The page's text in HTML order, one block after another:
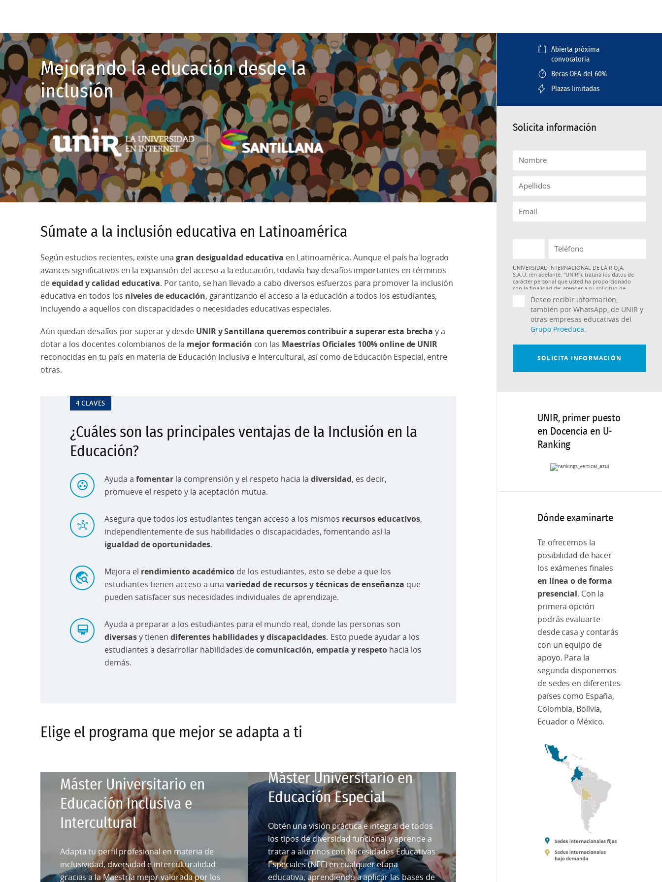
Mejorando la educación desde la
inclusión
Súmate a la inclusión educativa en Latinoamérica
Según estudios recientes, existe unagran desigualdad educativa en Latinoamérica. Aunque el país ha logrado
avances significativos en la expansión del acceso a la educación, todavía hay desafíos importantes en términos
de equidad y calidad educativa. Por tanto, se han llevado a cabo diversos esfuerzos para promover la inclusión
educativa en todos los niveles de educación, garantizando el acceso a la educación a todos los estudiantes,
incluyendo a aquellos con discapacidades o necesidades educativas especiales.
Aún quedan desafíos por superar y desde UNIR y Santillana queremos contribuir a superar esta brecha y a
dotar a los docentes colombianos de la mejor formación con las Maestrías Oficiales 100% online de UNIR
reconocidas en tu país en materia de Educación Inclusiva e Intercultural, así como de Educación Especial, entre
otras.
4 CLAVES
¿Cuáles son las principales ventajas de la Inclusión en la
Educación?
Ayuda a fomentar la comprensión y el respeto hacia la diversidad, es decir,
promueve el respeto y la aceptación mutua.
Asegura que todos los estudiantes tengan acceso a los mismos recursos educativos,
independientemente de sus habilidades o discapacidades, fomentando así la
igualdad de oportunidades.
Mejora el rendimiento académico de los estudiantes, esto se debe a que los
estudiantes tienen acceso a una variedad de recursos y técnicas de enseñanza que
pueden satisfacer sus necesidades individuales de aprendizaje.
Ayuda a preparar a los estudiantes para el mundo real, donde las personas son
diversas y tienen diferentes habilidades y discapacidades. Esto puede ayudar a los
estudiantes a desarrollar habilidades de comunicación, empatía y respeto hacia los
demás.
Elige el programa que mejor se adapta a ti
Máster Universitario en
Educación Inclusiva e
Intercultural
Adapta tu perfil profesional en materia de
inclusividad, diversidad e interculturalidad
gracias a la Maestría mejor valorada por los
Máster Universitario en
Educación Especial
Obtén una visión práctica e integral de todos
los tipos de diversidad funcional y aprende a
tratar a alumnos con Necesidades Educativas
Especiales (NEE) en cualquier etapa
educativa, aprendiendo a aplicar las bases de
Abierta próxima
convocatoria
Becas OEA del 60%
Plazas limitadas
Solicita información
UNIR, primer puesto
en Docencia en U-
Ranking
Dónde examinarte
Te ofrecemos la
posibilidad de hacer
los exámenes finales
en línea o de forma
presencial. Con la
primera opción
podrás evaluarte
desde casa y contarás
con un equipo de
apoyo. Para la
segunda disponemos
de sedes en diferentes
países como España,
Colombia, Bolivia,
Ecuador o México.